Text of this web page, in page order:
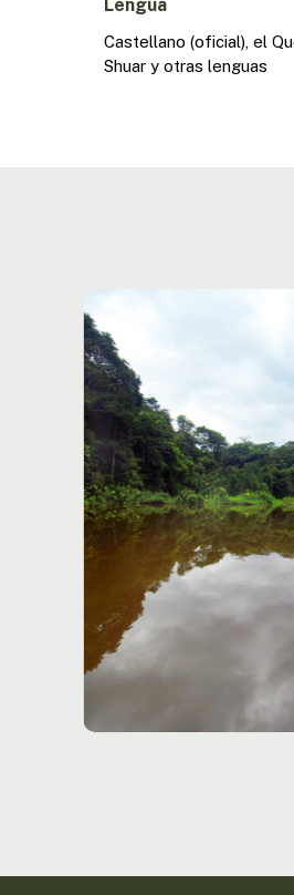
Lengua
Castellano (oficial), el
Shuar y otras lenguas